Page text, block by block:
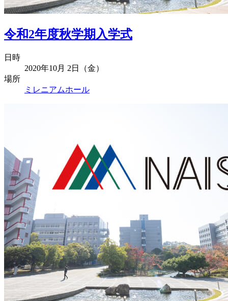
令和2年度秋学期入学式
日時
2020年10月 2日（金）
場所
ミレニアムホール